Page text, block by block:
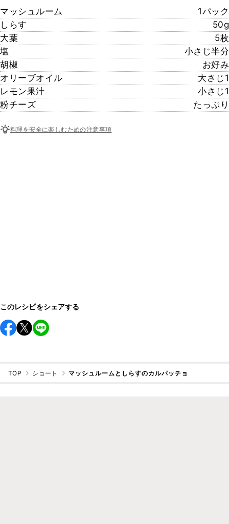
マッシュルーム
1パック
しらす
50g
大葉
5枚
塩
小さじ半分
胡椒
お好み
オリーブオイル
大さじ1
レモン果汁
小さじ1
粉チーズ
たっぷり
料理を安全に楽しむための注意事項
このレシピをシェアする
TOP ショート マッシュルームとしらすのカルパッチョ